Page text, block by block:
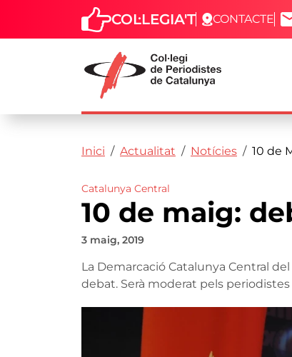
Vés al contingut
Capçalera
COL·LEGIA'T CONTACTE
Fil d'ariadna
Inici Actualitat Notícies 10 de
Catalunya Central
10 de maig:
3 maig, 2019
La Demarcació Catalunya Central
debat. Serà moderat pels periodistes